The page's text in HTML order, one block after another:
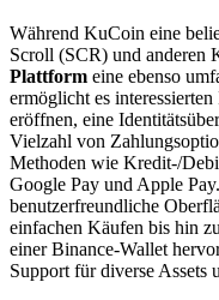
Während KuCoin eine
Scroll (SCR) und anderen
Plattform eine ebenso
ermöglicht es
eröffnen, eine
Vielzahl von
Methoden wie Kredit-/
Google Pay und Apple
benutzerfreundliche
einfachen Käufen bis hin
einer Binance-Wallet
Support für diverse Assets